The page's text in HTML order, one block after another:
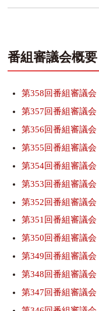
番組審議会概要
第358回番組審議会
第357回番組審議会
第356回番組審議会
第355回番組審議会
第354回番組審議会
第353回番組審議会
第352回番組審議会
第351回番組審議会
第350回番組審議会
第349回番組審議会
第348回番組審議会
第347回番組審議会